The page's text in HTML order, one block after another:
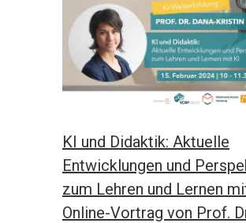
KI und Didaktik: Aktuelle
Entwicklungen und
zum Lehren und Lernen
Online-Vortrag von Prof.